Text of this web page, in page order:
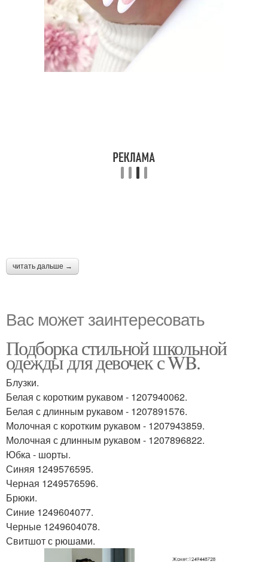
читать дальше →
Вас может заинтересовать
Подборка стильной школьной
одежды для девочек с WB.
Блузки.
Белая с коротким рукавом - 1207940062.
Белая с длинным рукавом - 1207891576.
Молочная с коротким рукавом - 1207943859.
Молочная с длинным рукавом - 1207896822.
Юбка - шорты.
Синяя 1249576595.
Черная 1249576596.
Брюки.
Синие 1249604077.
Черные 1249604078.
Свитшот с рюшами.